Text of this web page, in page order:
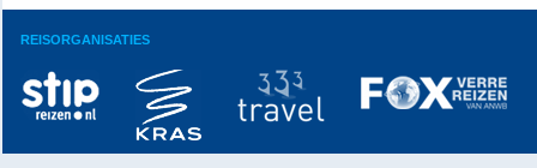
REISORGANISATIES